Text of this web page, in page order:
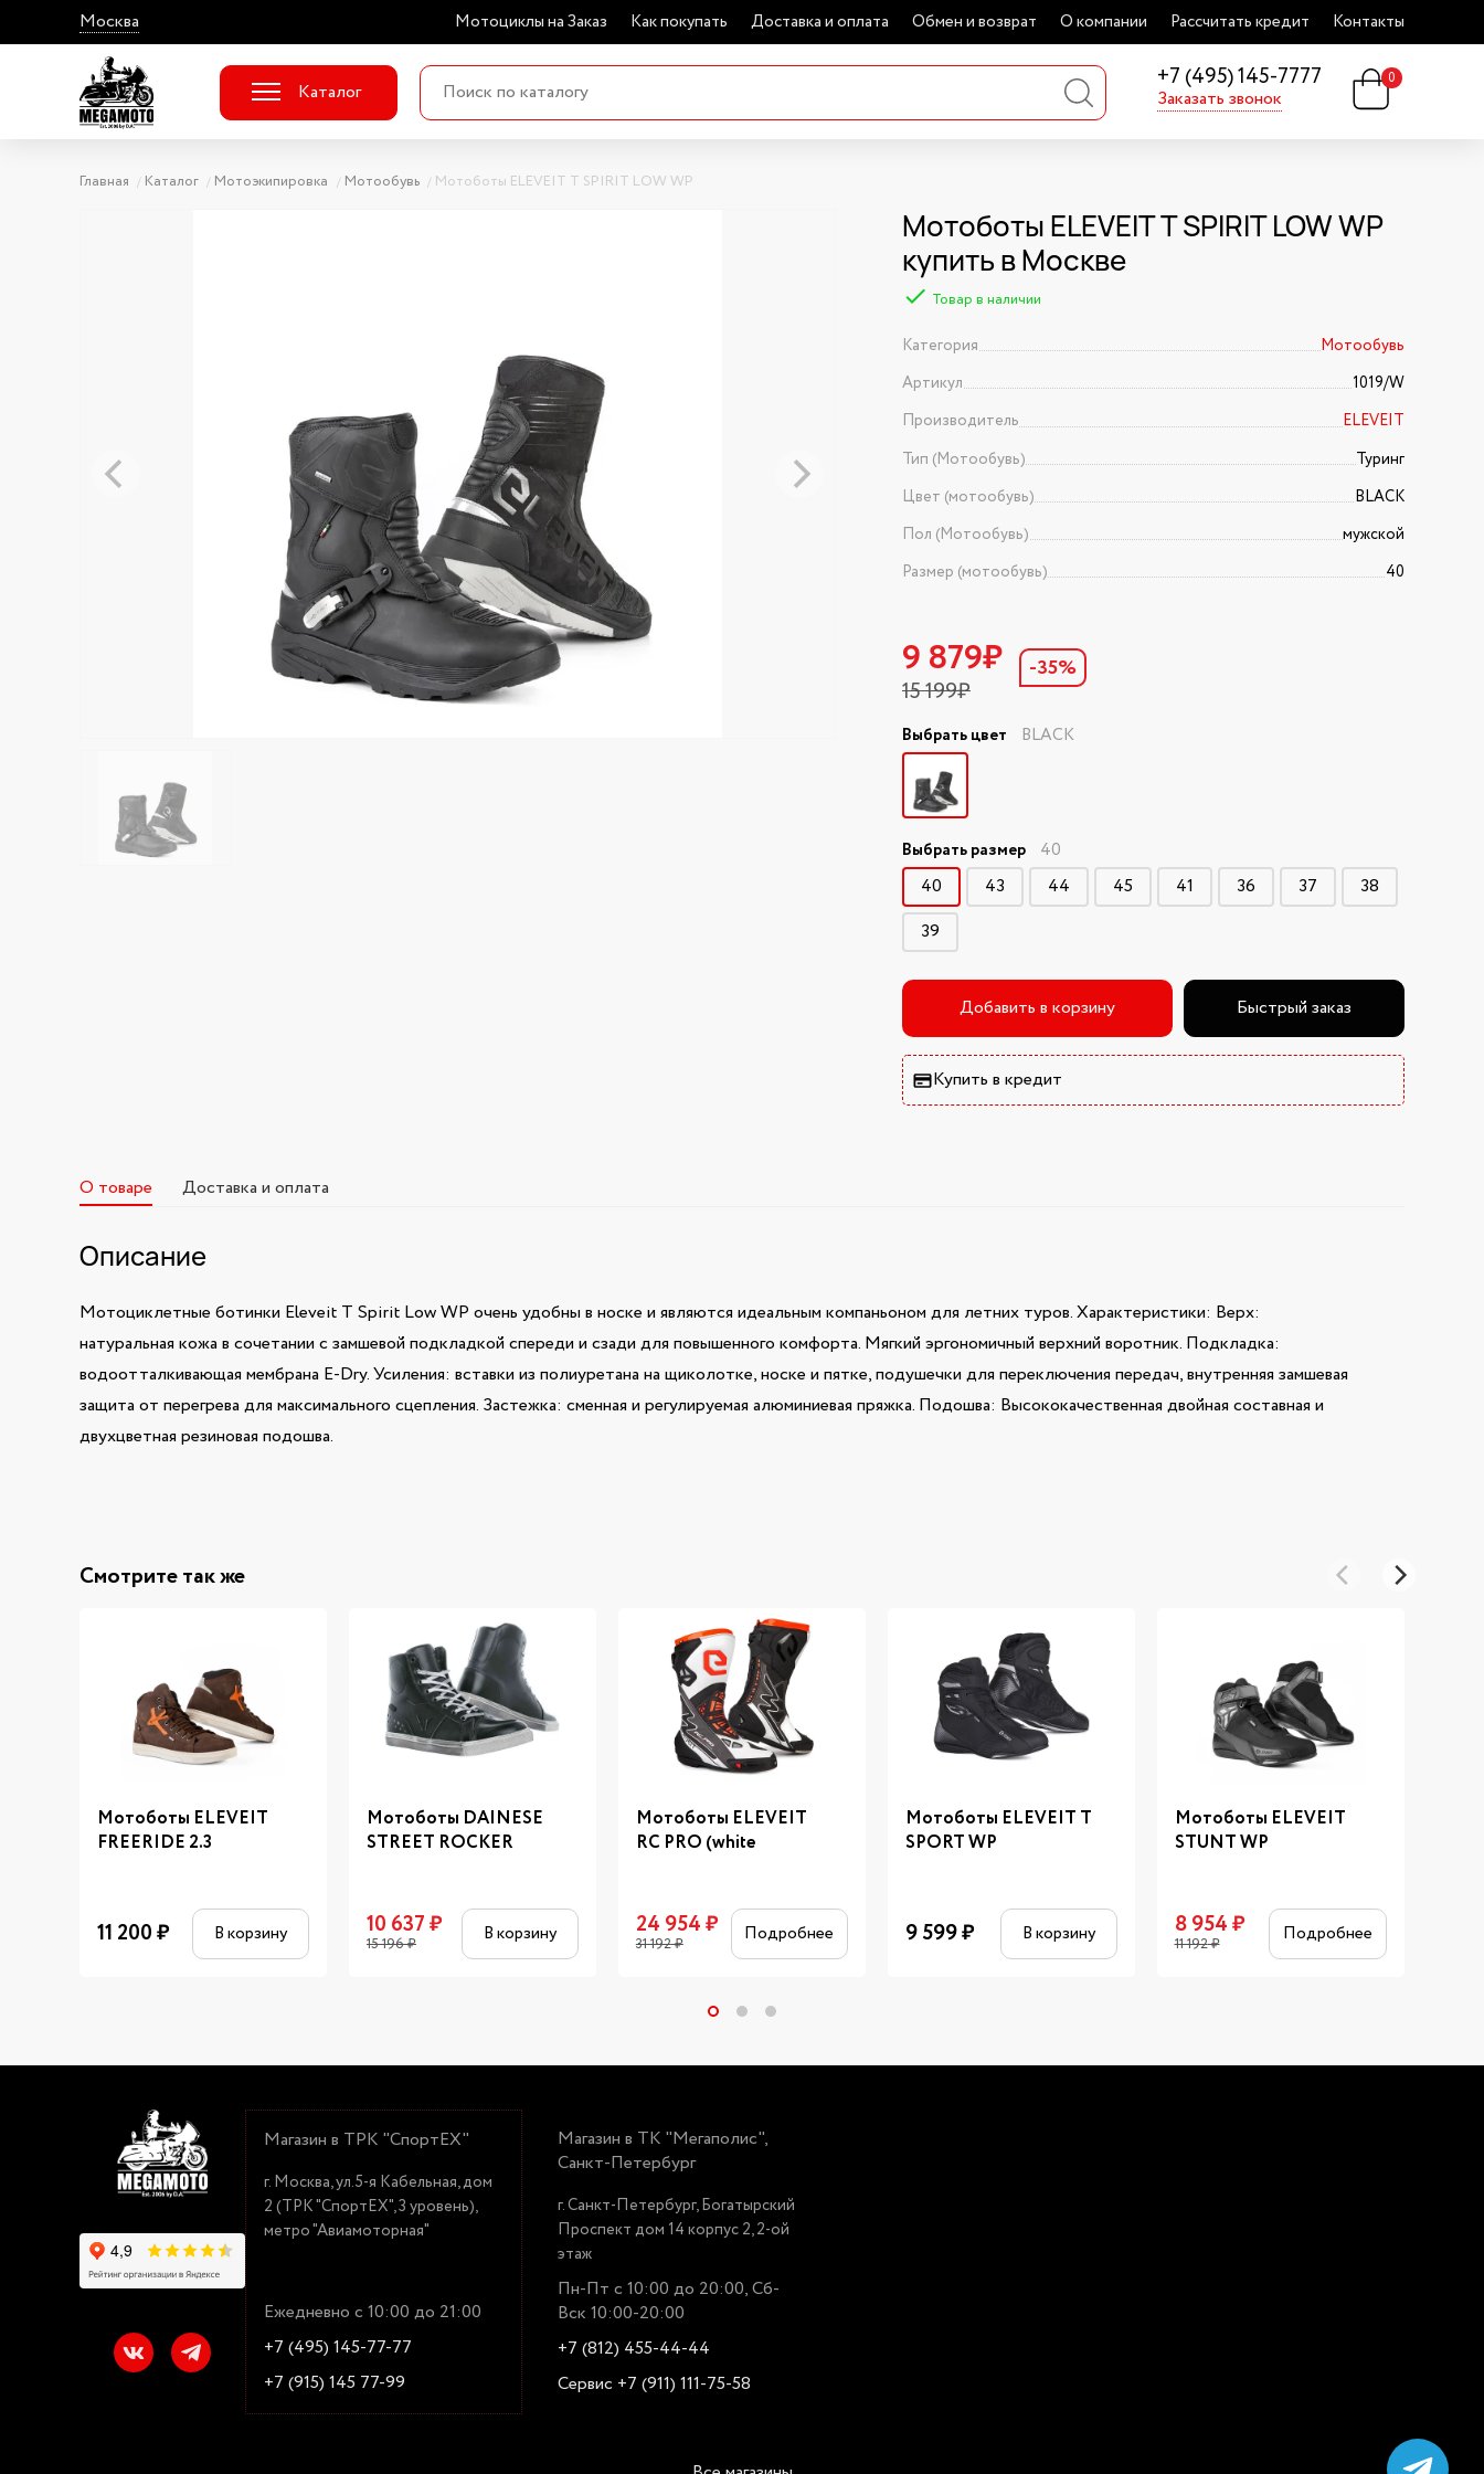
Москва Мотоциклы на Заказ Как покупать Доставка и оплата Обмен и возврат О компании Рассчитать кредит Контакты
+7 (495) 145-7777
Заказать звонок
Каталог
0
Главная Каталог Мотоэкипировка Мотообувь Мотоботы ELEVEIT T SPIRIT LOW WP
Мотоботы ELEVEIT T SPIRIT LOW WP
купить в Москве
Товар в наличии
Категория
Мотообувь
Артикул
1019/W
Производитель
ELEVEIT
Тип (Мотообувь)
Туринг
Цвет (мотообувь)
BLACK
Пол (Мотообувь)
мужской
Размер (мотообувь)
40
9 879₽
15 199₽
-35%
Выбрать цвет BLACK
Выбрать размер 40
40 43 44 45 41 36 37
38
39
Добавить в корзину Быстрый заказ
Купить в кредит
О товаре Доставка и оплата
Описание
Мотоциклетные ботинки Eleveit T Spirit Low WP очень удобны в носке и являются идеальным компаньоном для летних туров. Характеристики: Верх:
натуральная кожа в сочетании с замшевой подкладкой спереди и сзади для повышенного комфорта. Мягкий эргономичный верхний воротник. Подкладка:
водоотталкивающая мембрана E-Dry. Усиления: вставки из полиуретана на щиколотке, носке и пятке, подушечки для переключения передач, внутренняя замшевая
защита от перегрева для максимального сцепления. Застежка: сменная и регулируемая алюминиевая пряжка. Подошва: Высококачественная двойная составная и
двухцветная резиновая подошва.
Смотрите так же
Мотоботы ELEVEIT
FREERIDE 2.3
11 200₽ В корзину
Мотоботы DAINESE
STREET ROCKER
10 637₽
15 196₽ В корзину
Мотоботы ELEVEIT
RC PRO (white
24 954₽
31 192₽ Подробнее
Мотоботы ELEVEIT T
SPORT WP
9 599₽ В корзину
Мотоботы ELEVEIT
STUNT WP
8 954₽
11 192₽ Подробнее
Магазин в ТРК "СпортЕХ"
г. Москва, ул.5-я Кабельная, дом
2 (ТРК "СпортЕХ", 3 уровень),
метро "Авиамоторная"
Ежедневно с 10:00 до 21:00
+7 (495) 145-77-77
+7 (915) 145 77-99
Магазин в ТК "Мегаполис",
Санкт-Петербург
г. Санкт-Петербург, Богатырский
Проспект дом 14 корпус 2, 2-ой
этаж
Пн-Пт с 10:00 до 20:00, Сб-
Вск 10:00-20:00
+7 (812) 455-44-44
Сервис +7 (911) 111-75-58